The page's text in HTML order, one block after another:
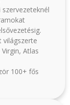
világszerte
Atlas
100+ fős